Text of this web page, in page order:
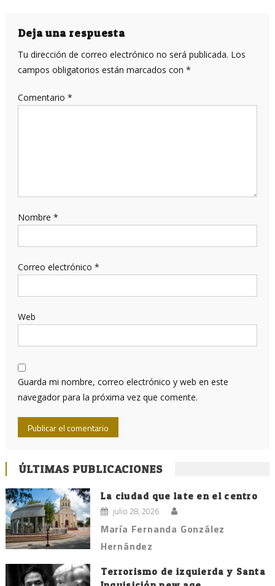
entradas
Deja una respuesta
Tu dirección de correo electrónico no será publicada. Los
campos obligatorios están marcados con *
Comentario *
Nombre *
Correo electrónico *
Web
Guarda mi nombre, correo electrónico y web en este
navegador para la próxima vez que comente.
ÚLTIMAS PUBLICACIONES
La ciudad que late en el centro
julio 28, 2026
María Fernanda González
Hernández
Terrorismo de izquierda y Santa